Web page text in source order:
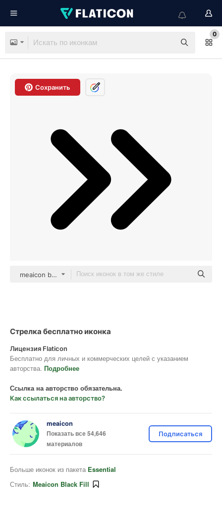
0
Сохранить
meaicon black fill
Стрелка бесплатно иконка
Лицензия Flaticon
Бесплатно для личных и коммерческих целей с указанием
авторства. Подробнее
Ссылка на авторство обязательна.
Как ссылаться на авторство?
meaicon
Показать все 54,646
материалов
Подписаться
Больше иконок из пакета Essential
Стиль: Meaicon Black Fill